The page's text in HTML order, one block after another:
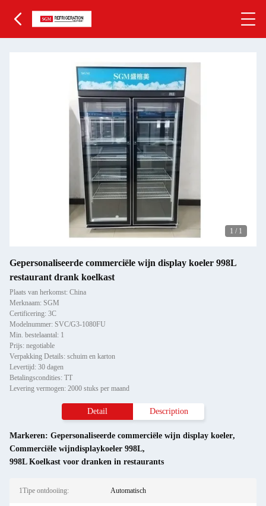
1 / 1
Gepersonaliseerde commerciële wijn display koeler 998L
restaurant drank koelkast
Plaats van herkomst: China
Merknaam: SGM
Certificering: 3C
Modelnummer: SVC/G3-1080FU
Min. bestelaantal: 1
Prijs: negotiable
Verpakking Details: schuim en karton
Levertijd: 30 dagen
Betalingscondities: TT
Levering vermogen: 2000 stuks per maand
Detail Description
Markeren: Gepersonaliseerde commerciële wijn display koeler,
Commerciële wijndisplaykoeler 998L,
998L Koelkast voor dranken in restaurants
1Tipe ontdooiing: Automatisch